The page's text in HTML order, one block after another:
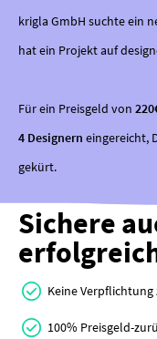
krigla GmbH suchte ein
hat ein Projekt auf
Für ein Preisgeld von
4 Designern eingereicht,
gekürt.
Sichere
Keine
100% Preisgeld-